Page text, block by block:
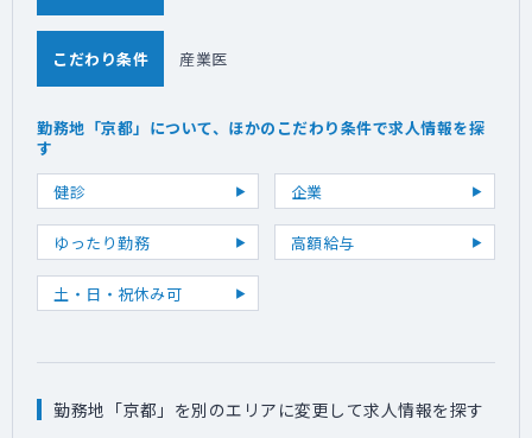
こだわり条件 産業医
勤務地「京都」について、ほかのこだわり条件で求人情報を探
す
健診
企業
ゆったり勤務 高額給与
土・日・祝休み可
勤務地「京都」を別のエリアに変更して求人情報を探す